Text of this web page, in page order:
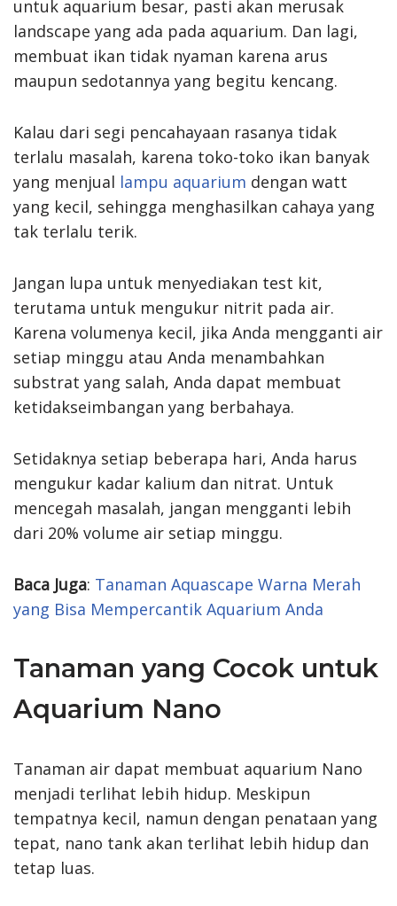
untuk aquarium besar, pasti akan merusak
landscape yang ada pada aquarium. Dan lagi,
membuat ikan tidak nyaman karena arus
maupun sedotannya yang begitu kencang.
Kalau dari segi pencahayaan rasanya tidak
terlalu masalah, karena toko-toko ikan banyak
yang menjual lampu aquarium dengan watt
yang kecil, sehingga menghasilkan cahaya yang
tak terlalu terik.
Jangan lupa untuk menyediakan test kit,
terutama untuk mengukur nitrit pada air.
Karena volumenya kecil, jika Anda mengganti air
setiap minggu atau Anda menambahkan
substrat yang salah, Anda dapat membuat
ketidakseimbangan yang berbahaya.
Setidaknya setiap beberapa hari, Anda harus
mengukur kadar kalium dan nitrat. Untuk
mencegah masalah, jangan mengganti lebih
dari 20% volume air setiap minggu.
Baca Juga: Tanaman Aquascape Warna Merah
yang Bisa Mempercantik Aquarium Anda
Tanaman yang Cocok untuk
Aquarium Nano
Tanaman air dapat membuat aquarium Nano
menjadi terlihat lebih hidup. Meskipun
tempatnya kecil, namun dengan penataan yang
tepat, nano tank akan terlihat lebih hidup dan
tetap luas.